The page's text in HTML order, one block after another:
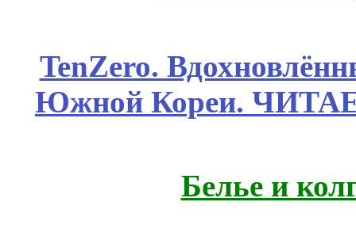
TenZero.
Южной Кореи.
Белье и